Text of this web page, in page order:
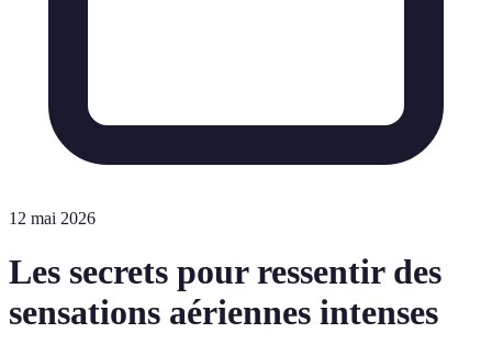
12 mai 2026
Les secrets pour ressentir des
sensations aériennes intenses